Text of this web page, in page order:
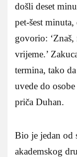
došli deset
pet-šest
govorio:
vrijeme.’
termina, tako
uvede do
priča Duhan.
Bio je jedan od
akademskog